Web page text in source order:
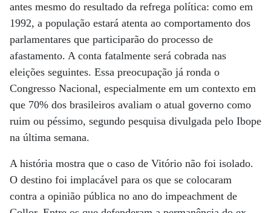
antes mesmo do resultado da refrega política: como em
1992, a população estará atenta ao comportamento dos
parlamentares que participarão do processo de
afastamento. A conta fatalmente será cobrada nas
eleições seguintes. Essa preocupação já ronda o
Congresso Nacional, especialmente em um contexto em
que 70% dos brasileiros avaliam o atual governo como
ruim ou péssimo, segundo pesquisa divulgada pelo Ibope
na última semana.
A história mostra que o caso de Vitório não foi isolado.
O destino foi implacável para os que se colocaram
contra a opinião pública no ano do impeachment de